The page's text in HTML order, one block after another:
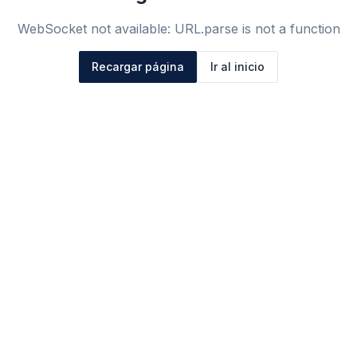
WebSocket not available: URL.parse is not a function
Recargar página Ir al inicio